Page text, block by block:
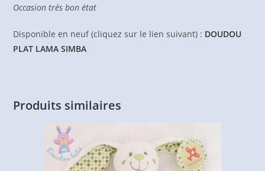
Occasion très bon état
Disponible en neuf (cliquez sur le lien suivant) : DOUDOU
PLAT LAMA SIMBA
Produits similaires